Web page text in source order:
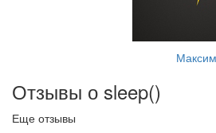
Отзывы о sleep()
Еще отзывы